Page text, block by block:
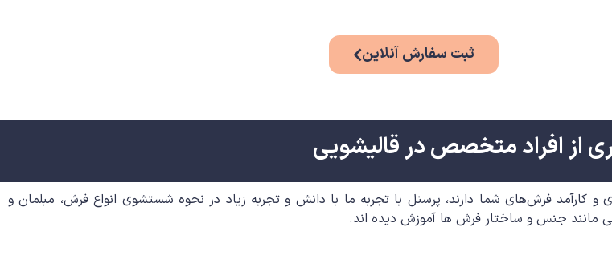
ثبت سفارش آنلاین
از افراد متخصص در قالیشویی
فرش‌های شما دارند، پرسنل با تجربه ما با دانش و تجربه زیاد در نحوه شستشوی انواع فرش، مبلمان و
مانند جنس و ساختار فرش ها آموزش دیده اند.